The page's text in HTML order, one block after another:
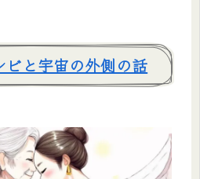
ビと宇宙の外側の話